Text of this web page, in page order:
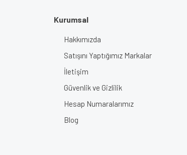
Kurumsal
Hakkımızda
Satışını Yaptığımız Markalar
İletişim
Güvenlik ve Gizlilik
Hesap Numaralarımız
Blog